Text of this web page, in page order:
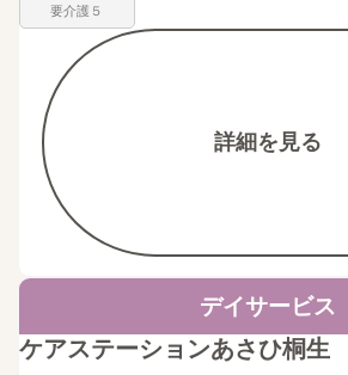
要介護５
詳細を見る
デイサービス
ケアステーションあさひ桐生